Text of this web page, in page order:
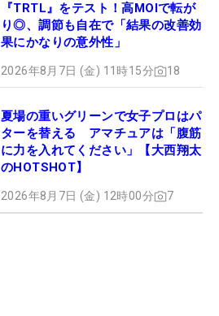
『TRTL』をテスト！高MOIで転が
り◎、調節も自在で「結果の改善効
果にかなりの意外性」
2026年8月7日 (金) 11時15分 18
夏場の重いグリーンで女子プロはパ
ターを替える アマチュアは「腹筋
に力を入れてください」【大西翔太
のHOTSHOT】
2026年8月7日 (金) 12時00分 7